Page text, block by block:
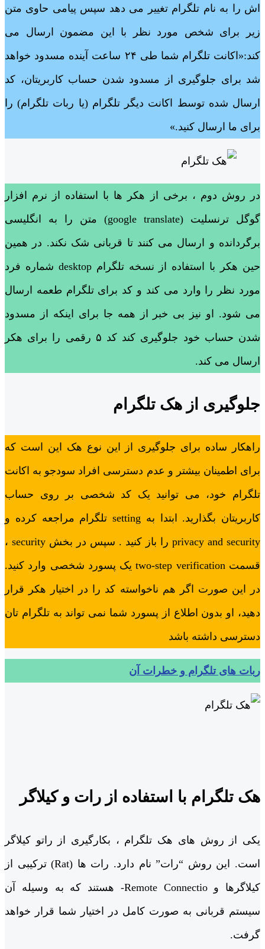
اش را به نام تلگرام تغییر می دهد سپس پیامی حاوی متن
زیر برای شخص مورد نظر با این مضمون ارسال می
کند:«اکانت تلگرام شما طی ۲۴ ساعت آینده مسدود خواهد
شد برای جلوگیری از مسدود شدن حساب کاربریتان، کد
ارسال شده توسط اکانت دیگر تلگرام (یا ربات تلگرام) را
برای ما ارسال کنید.»
در روش دوم ، برخی از هکر ها با استفاده از نرم افزار
گوگل ترنسلیت (google translate) متن را به انگلیسی
برگردانده و ارسال می کنند تا قربانی شک نکند. در همین
حین هکر با استفاده از نسخه تلگرام desktop شماره فرد
مورد نظر را وارد می کند و کد برای تلگرام طعمه ارسال
می شود. او نیز بی خبر از همه جا برای اینکه از مسدود
شدن حساب خود جلوگیری کند کد ۵ رقمی را برای هکر
ارسال می کند.
جلوگیری از هک تلگرام
راهکار ساده برای جلوگیری از این نوع هک این است که
برای اطمینان بیشتر و عدم دسترسی افراد سودجو به اکانت
تلگرام خود، می توانید یک کد شخصی بر روی حساب
کاربریتان بگذارید. ابتدا به setting تلگرام مراجعه کرده و
privacy and security را باز کنید . سپس در بخش security ،
قسمت two-step verification یک پسورد شخصی وارد کنید.
در این صورت اگر هم ناخواسته کد را در اختیار هکر قرار
دهید، او بدون اطلاع از پسورد شما نمی تواند به تلگرام تان
دسترسی داشته باشد
ربات های تلگرام و خطرات آن
هک تلگرام با استفاده از رات و کیلاگر
یکی از روش های هک تلگرام ، بکارگیری از راتو کیلاگر
است. این روش “رات” نام دارد. رات ها (Rat) ترکیبی از
کیلاگرها و Remote Connectio- هستند که به وسیله آن
سیستم قربانی به صورت کامل در اختیار شما قرار خواهد
گرفت.